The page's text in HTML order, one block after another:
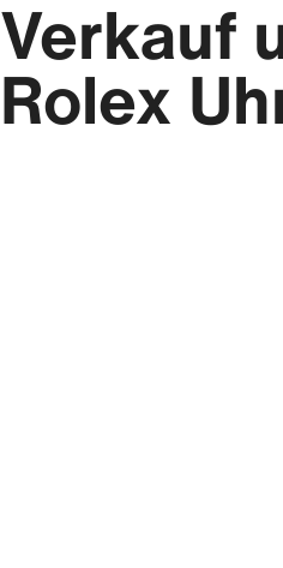
Verkauf
Rolex